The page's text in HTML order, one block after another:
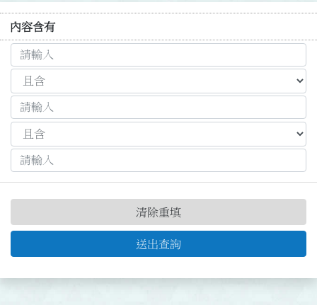
內容含有
送出查詢
清除重填